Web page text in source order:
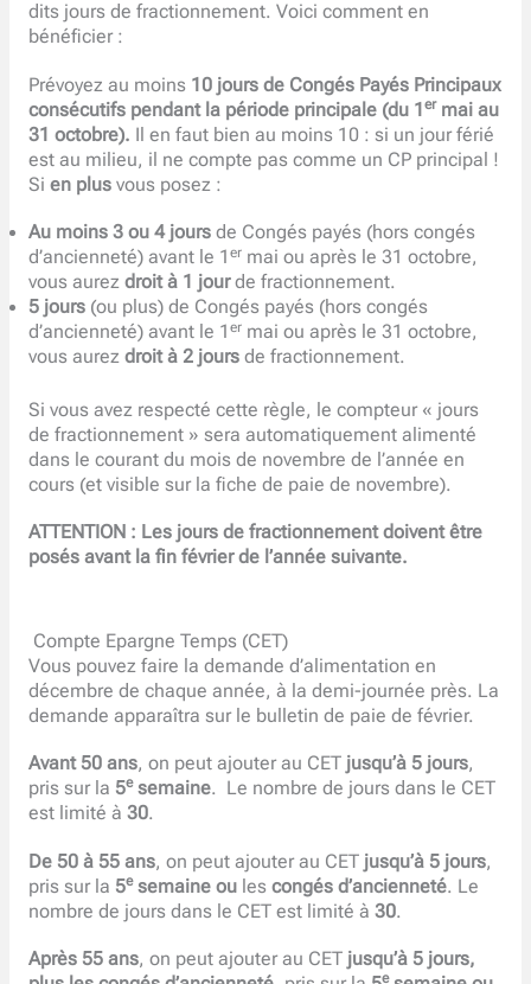
dits jours de fractionnement. Voici comment en
bénéficier :
Prévoyez au moins 10 jours de Congés Payés Principaux
consécutifs pendant la période principale (du 1 ermai au
31 octobre). Il en faut bien au moins 10 : si un jour férié
est au milieu, il ne compte pas comme un CP principal !
Si en plusvous posez :
Au moins 3 ou 4 joursde Congés payés (hors congés
d’ancienneté) avant le 1 ermai ou après le 31 octobre,
vous aurez droit à 1 jourde fractionnement.
5 jours(ou plus) de Congés payés (hors congés
d’ancienneté) avant le 1 ermai ou après le 31 octobre,
vous aurez droit à 2 joursde fractionnement.
Si vous avez respecté cette règle, le compteur « jours
de fractionnement » sera automatiquement alimenté
dans le courant du mois de novembre de l’année en
cours (et visible sur la fiche de paie de novembre).
ATTENTION : Les jours de fractionnement doivent être
posés avant la fin février de l’année suivante.
Compte Epargne Temps (CET)
Vous pouvez faire la demande d’alimentation en
décembre de chaque année, à la demi-journée près. La
demande apparaîtra sur le bulletin de paie de février.
Avant 50 ans, on peut ajouter au CET jusqu’à 5 jours,
pris sur la 5esemaine. Le nombre de jours dans le CET
est limité à 30.
De 50 à 55 ans, on peut ajouter au CET jusqu’à 5 jours,
pris sur la 5esemaine ou les congés d’ancienneté. Le
nombre de jours dans le CET est limité à 30.
Après 55 ans, on peut ajouter au CET jusqu’à 5 jours,
e